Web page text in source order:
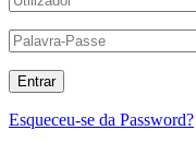
Esqueceu-se da Password?